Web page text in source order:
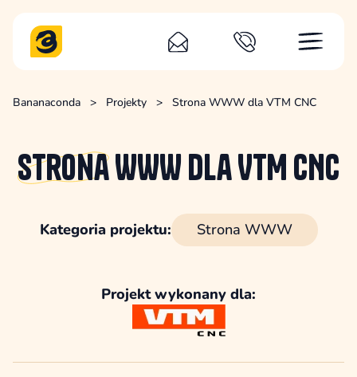
Bananaconda > Projekty > Strona WWW dla VTM CNC
StronaWWW dla VTM CNC
Kategoria projektu: Strona WWW
Projekt wykonany dla: